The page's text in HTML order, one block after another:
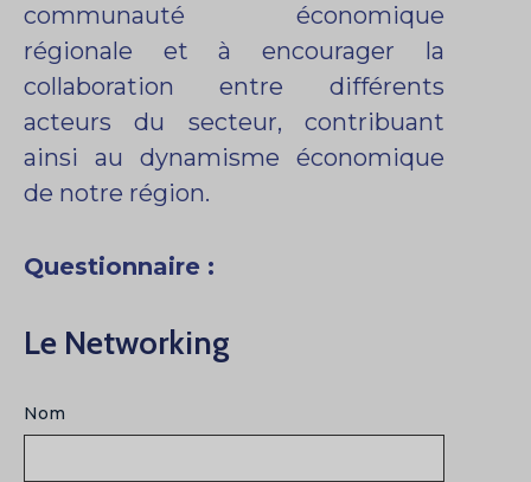
communauté économique
régionale et à encourager la
collaboration entre différents
acteurs du secteur, contribuant
ainsi au dynamisme économique
de notre région.
Questionnaire :
Le Networking
Nom